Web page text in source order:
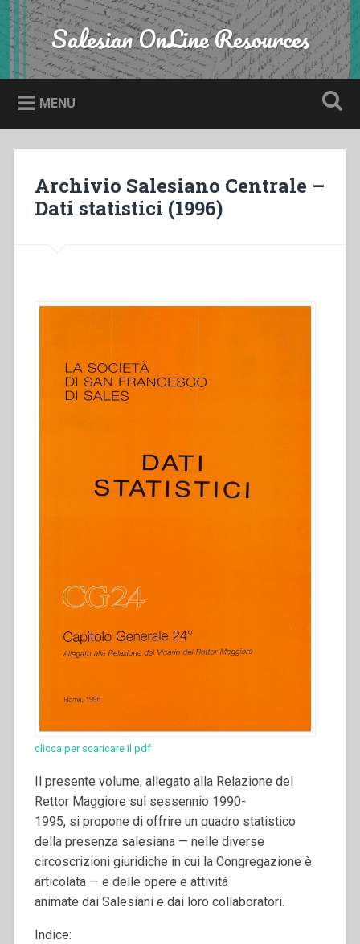
Skip
to
content
Search Salesian OnLine Resources
MENU
Archivio Salesiano Centrale –
Dati statistici (1996)
clicca per scaricare il pdf
Il presente volume, allegato alla Relazione del
Rettor Maggiore sul sessennio 1990-
1995, si propone di offrire un quadro statistico
della presenza salesiana — nelle diverse
circoscrizioni giuridiche in cui la Congregazione è
articolata — e delle opere e attività
animate dai Salesiani e dai loro collaboratori.
Indice: